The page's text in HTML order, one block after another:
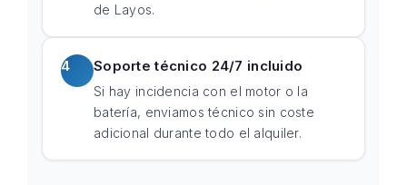
de Layos.
4 Soporte técnico 24/7 incluido
Si hay incidencia con el motor o la
batería, enviamos técnico sin coste
adicional durante todo el alquiler.